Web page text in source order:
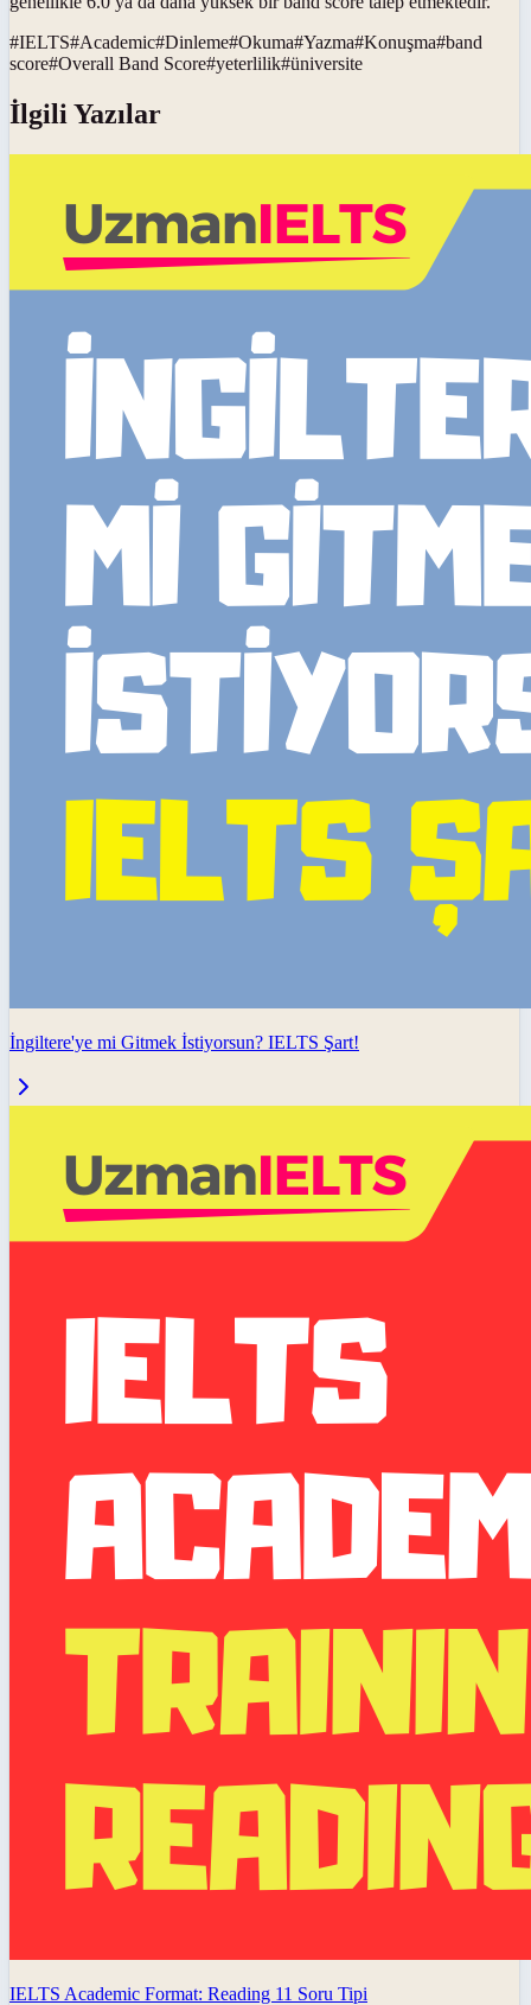
#IELTS#Academic#Dinleme#Okuma#Yazma#Konuşma#band
score#Overall Band Score#yeterlilik#üniversite
İlgili Yazılar
İngiltere'ye mi Gitmek İstiyorsun? IELTS Şart!
IELTS Academic Format: Reading 11 Soru Tipi